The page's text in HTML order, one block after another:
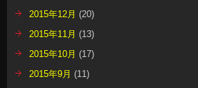
2015年12月 (20)
2015年11月 (13)
2015年10月 (17)
2015年9月 (11)